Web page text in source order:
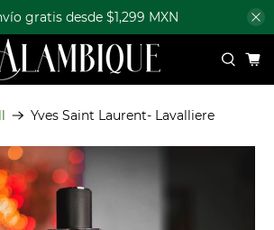
gratis desde $1,299 MXN
Yves Saint Laurent- Lavalliere